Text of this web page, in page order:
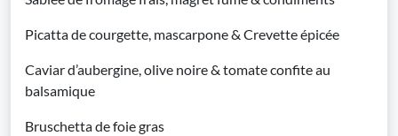
Picatta de courgette, mascarpone & Crevette épicée
Caviar d’aubergine, olive noire & tomate confite au
balsamique
Bruschetta de foie gras